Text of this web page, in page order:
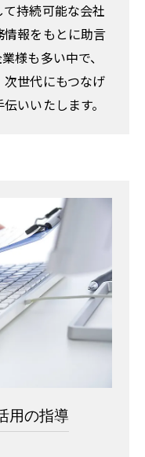
持続可能な会社
報をもとに助言
様も多い中で、
世代にもつなげ
いいたします。
用の指導